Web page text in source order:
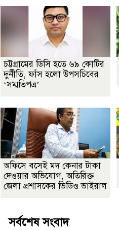
চট্টগ্রামের ডিসি হতে ৬৯ কোটির
দুর্নীতি, ফাঁস হলো উপসচিবের
‘সম্মতিপত্র’
অফিসে বসেই মদ কেনার টাকা
দেওয়ার অভিযোগ, অতিরিক্ত
জেলা প্রশাসকের ভিডিও ভাইরাল
সর্বশেষ সংবাদ